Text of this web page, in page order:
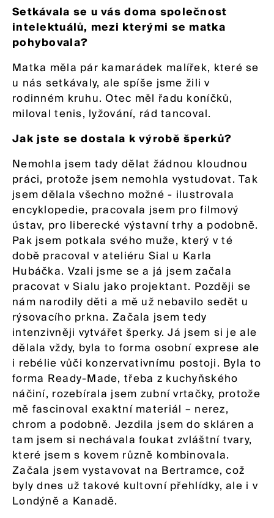
Setkávala se u vás doma společnost
intelektuálů, mezi kterými se matka
pohybovala?
Matka měla pár kamarádek malířek, které se
u nás setkávaly, ale spíše jsme žili v
rodinném kruhu. Otec měl řadu koníčků,
miloval tenis, lyžování, rád tancoval.
Jak jste se dostala k výrobě šperků?
Nemohla jsem tady dělat žádnou kloudnou
práci, protože jsem nemohla vystudovat. Tak
jsem dělala všechno možné - ilustrovala
encyklopedie, pracovala jsem pro filmový
ústav, pro liberecké výstavní trhy a podobně.
Pak jsem potkala svého muže, který v té
době pracoval v ateliéru Sial u Karla
Hubáčka. Vzali jsme se a já jsem začala
pracovat v Sialu jako projektant. Později se
nám narodily děti a mě už nebavilo sedět u
rýsovacího prkna. Začala jsem tedy
intenzivněji vytvářet šperky. Já jsem si je ale
dělala vždy, byla to forma osobní exprese ale
i rebélie vůči konzervativnímu postoji. Byla to
forma Ready-Made, třeba z kuchyňského
náčiní, rozebírala jsem zubní vrtačky, protože
mě fascinoval exaktní materiál – nerez,
chrom a podobně. Jezdila jsem do skláren a
tam jsem si nechávala foukat zvláštní tvary,
které jsem s kovem různě kombinovala.
Začala jsem vystavovat na Bertramce, což
byly dnes už takové kultovní přehlídky, ale i v
Londýně a Kanadě.